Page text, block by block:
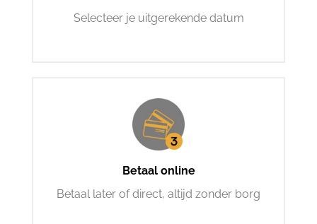
Selecteer je uitgerekende datum
Betaal online
Betaal later of direct, altijd zonder borg